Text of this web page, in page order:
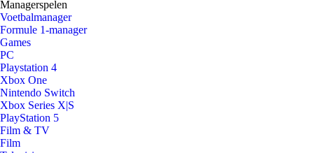
Managerspelen
Voetbalmanager
Formule 1-manager
Games
PC
Playstation 4
Xbox One
Nintendo Switch
Xbox Series X|S
PlayStation 5
Film & TV
Film